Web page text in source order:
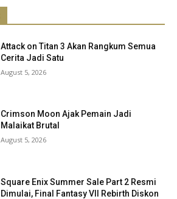
Attack on Titan 3 Akan Rangkum Semua
Cerita Jadi Satu
August 5, 2026
Crimson Moon Ajak Pemain Jadi
Malaikat Brutal
August 5, 2026
Square Enix Summer Sale Part 2 Resmi
Dimulai, Final Fantasy VII Rebirth Diskon